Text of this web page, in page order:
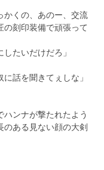
くの、あのー、交流
刻印装備で頑張って
たいだけだろ」
話を聞きてぇしな」
ンナが撃たれたよう
ある見ない顔の大剣